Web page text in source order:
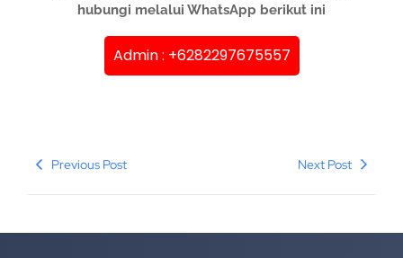
hubungi melalui WhatsApp berikut ini
Admin : +6282297675557
Previous Post Next Post